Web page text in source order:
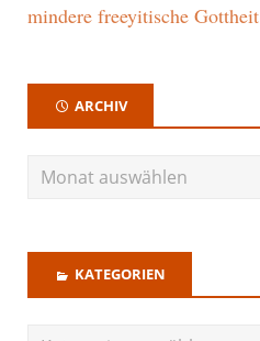
mindere freeyitische Gottheit
ARCHIV
KATEGORIEN